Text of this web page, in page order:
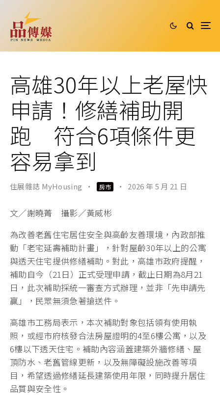
高雄30年以上老屋快
申請！修繕補助開
跑 符合6項條件更
容易拿到
住展雜誌 MyHousing · 房市 · 2026 年 5 月 21 日
文／謝曉菁 攝影／黃威彬
為改善老舊住宅居住安全與高齡友善環境，內政部推
動「老宅延壽補助計畫」，針對屋齡30年以上的公寓
與透天住宅提供修繕補助。對此，高雄市政府提醒，
補助自今（21日）正式受理申請，截止日期為8月21
日，此次補助採統一審查方式辦理，並非「先申請先
贏」，民眾無須急著搶送件。
高雄市工務局表示，本次補助對象包括領有使用執
照，或經市府核發合法房屋證明的4至6樓公寓，以及
6樓以下透天住宅。補助內容涵蓋建築外牆修繕、屋
頂防水、老舊管線更新，以及無障礙設施改善等項
目，希望透過修繕延長建築使用年限，同時提升居住
品質與安全性。